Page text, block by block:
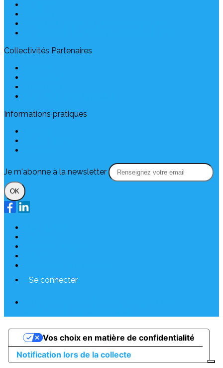
Collectivités Partenaires
Informations pratiques
Je m'abonne à la newsletter
OK
Se connecter
Notification lors de la collecte
Vos choix en matière de confidentialité